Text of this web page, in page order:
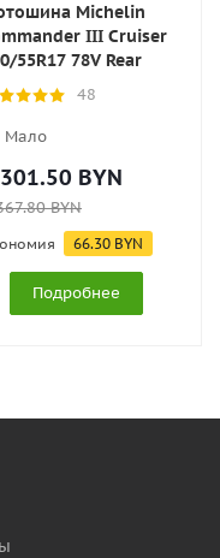
Michelin
III Cruiser
55R17 78V Rear
48
Мало
BYN
BYN
66.30 BYN
Подробнее